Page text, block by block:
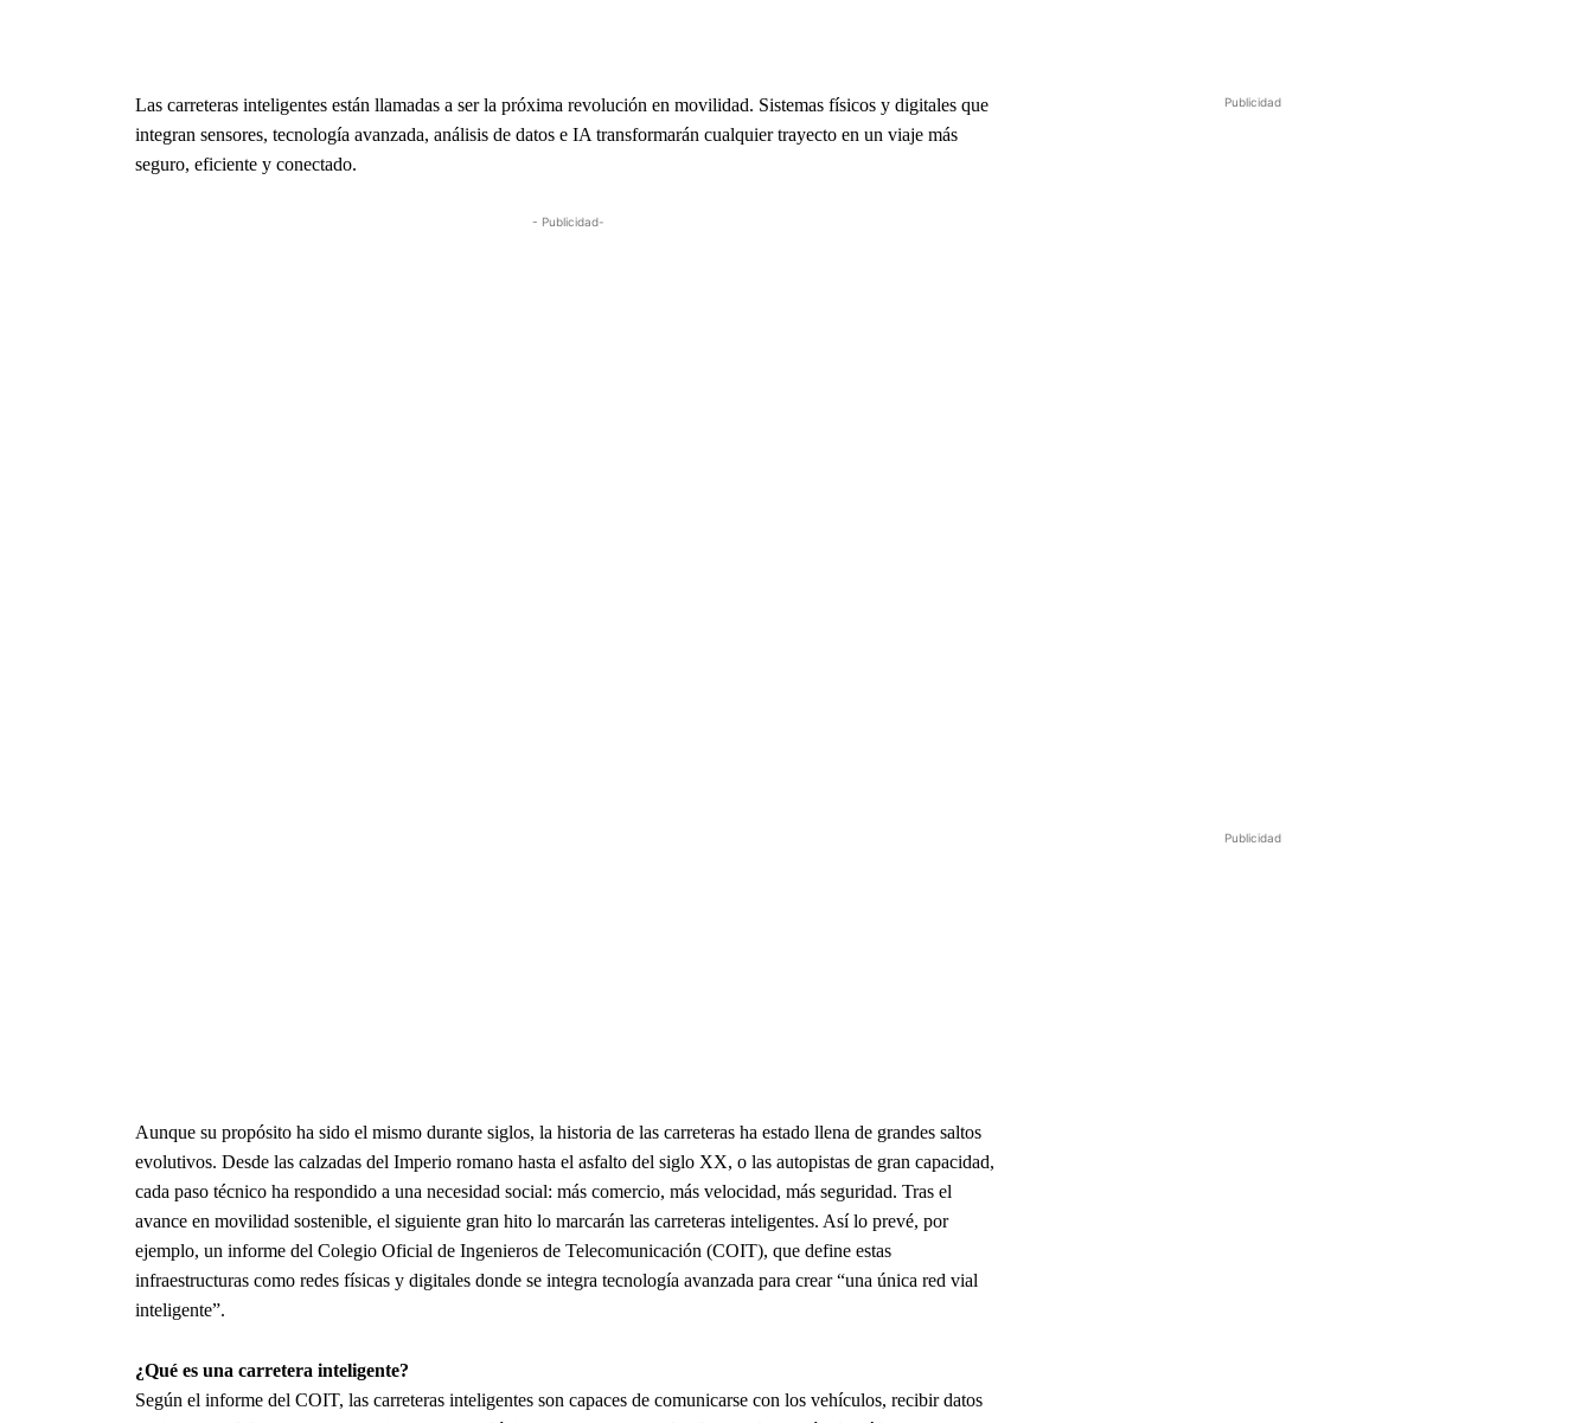
Las carreteras inteligentes están llamadas a ser la próxima revolución en movilidad. Sistemas físicos y digitales que
integran sensores, tecnología avanzada, análisis de datos e IA transformarán cualquier trayecto en un viaje más
seguro, eficiente y conectado.
- Publicidad-
Aunque su propósito ha sido el mismo durante siglos, la historia de las carreteras ha estado llena de grandes saltos
evolutivos. Desde las calzadas del Imperio romano hasta el asfalto del siglo XX, o las autopistas de gran capacidad,
cada paso técnico ha respondido a una necesidad social: más comercio, más velocidad, más seguridad. Tras el
avance en movilidad sostenible, el siguiente gran hito lo marcarán las carreteras inteligentes. Así lo prevé, por
ejemplo, un informe del Colegio Oficial de Ingenieros de Telecomunicación (COIT), que define estas
infraestructuras como redes físicas y digitales donde se integra tecnología avanzada para crear “una única red vial
inteligente”.
¿Qué es una carretera inteligente?
Según el informe del COIT, las carreteras inteligentes son capaces de comunicarse con los vehículos, recibir datos
Publicidad
Publicidad